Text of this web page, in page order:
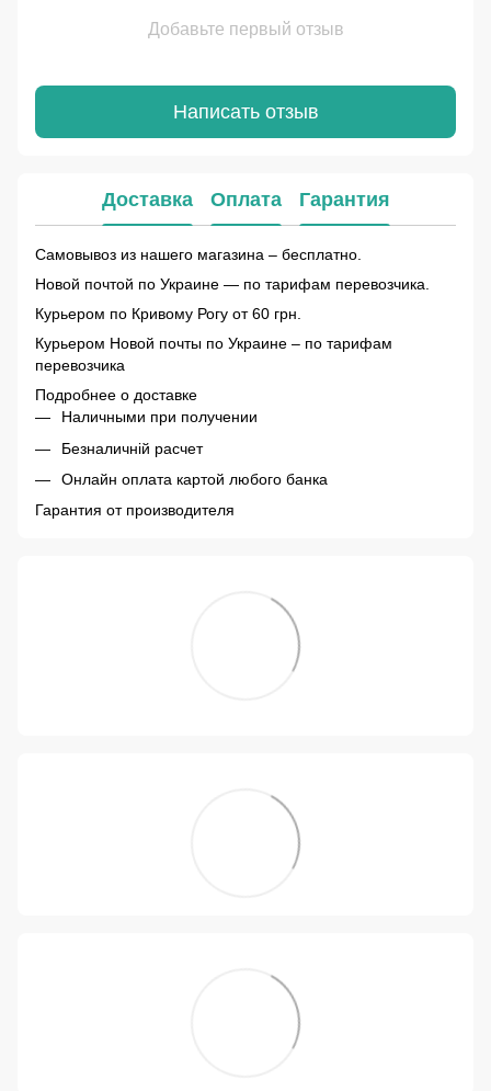
Добавьте первый отзыв
Написать отзыв
Доставка Оплата Гарантия
Самовывоз из нашего магазина – бесплатно.
Новой почтой по Украине — по тарифам перевозчика.
Курьером по Кривому Рогу от 60 грн.
Курьером Новой почты по Украине – по тарифам
перевозчика
Подробнее о доставке
Наличными при получении
Безналичній расчет
Онлайн оплата картой любого банка
Гарантия от производителя